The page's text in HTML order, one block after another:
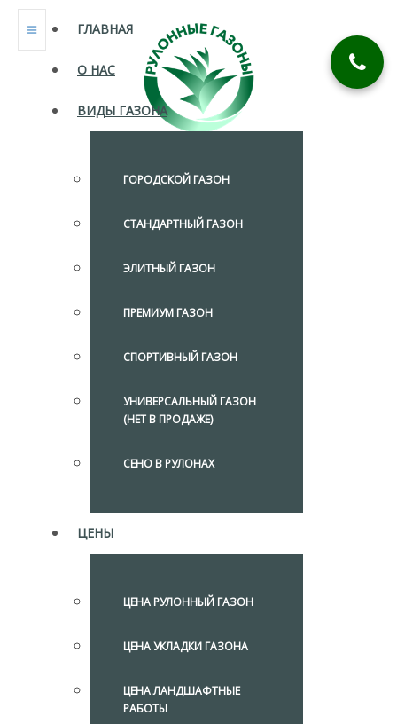
ГЛАВНАЯ
О НАС
ВИДЫ ГАЗОНА
ГОРОДСКОЙ ГАЗОН
СТАНДАРТНЫЙ ГАЗОН
ЭЛИТНЫЙ ГАЗОН
ПРЕМИУМ ГАЗОН
СПОРТИВНЫЙ ГАЗОН
УНИВЕРСАЛЬНЫЙ ГАЗОН
(НЕТ В ПРОДАЖЕ)
СЕНО В РУЛОНАХ
ЦЕНЫ
ЦЕНА РУЛОННЫЙ ГАЗОН
ЦЕНА УКЛАДКИ ГАЗОНА
ЦЕНА ЛАНДШАФТНЫЕ
РАБОТЫ